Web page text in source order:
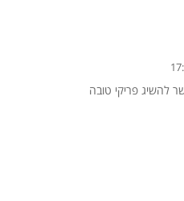
להשיג פריקי טובה